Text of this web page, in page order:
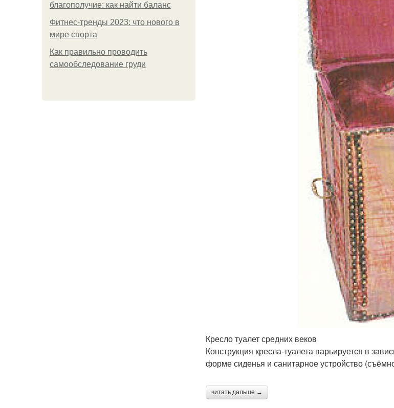
благополучие: как найти баланс
Фитнес-тренды 2023: что нового в
мире спорта
Как правильно проводить
самообследование груди
Кресло туалет средних веков
Конструкция кресла-туалета варьируется в
форме сиденья и санитарное устройство
читать дальше →